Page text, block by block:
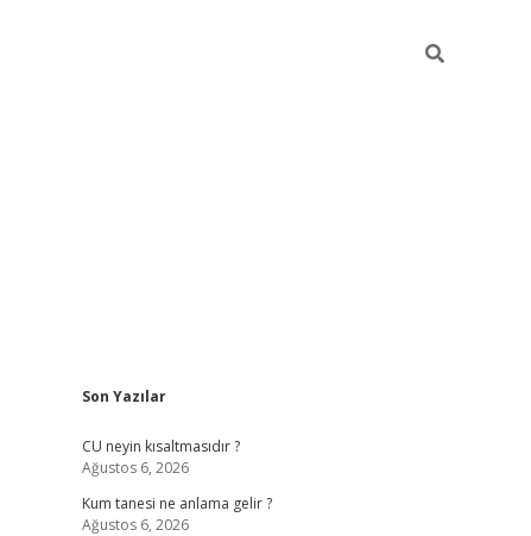
Sidebar
Son Yazılar
CU neyin kısaltmasıdır ?
Ağustos 6, 2026
Kum tanesi ne anlama gelir ?
Ağustos 6, 2026